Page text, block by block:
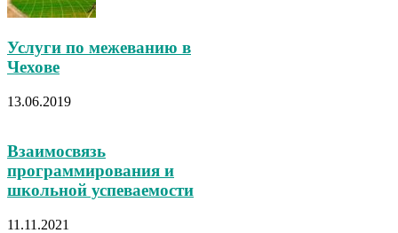
Услуги по межеванию в
Чехове
13.06.2019
Взаимосвязь
программирования и
школьной успеваемости
11.11.2021